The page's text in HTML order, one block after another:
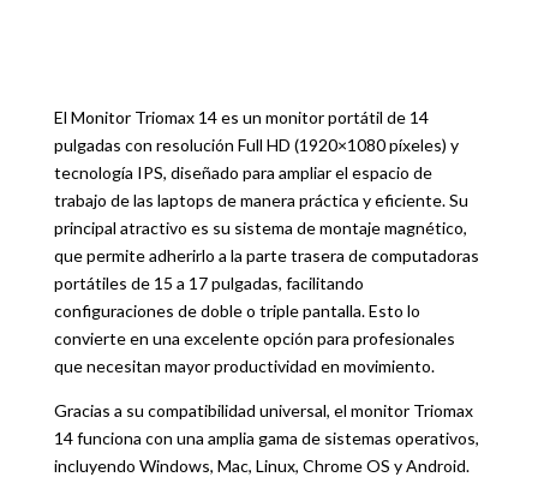
El Monitor Triomax 14 es un monitor portátil de 14
pulgadas con resolución Full HD (1920×1080 píxeles) y
tecnología IPS, diseñado para ampliar el espacio de
trabajo de las laptops de manera práctica y eficiente. Su
principal atractivo es su sistema de montaje magnético,
que permite adherirlo a la parte trasera de computadoras
portátiles de 15 a 17 pulgadas, facilitando
configuraciones de doble o triple pantalla. Esto lo
convierte en una excelente opción para profesionales
que necesitan mayor productividad en movimiento.
Gracias a su compatibilidad universal, el monitor Triomax
14 funciona con una amplia gama de sistemas operativos,
incluyendo Windows, Mac, Linux, Chrome OS y Android.